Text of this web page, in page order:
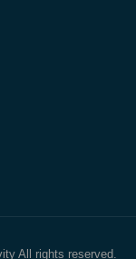
All rights reserved.